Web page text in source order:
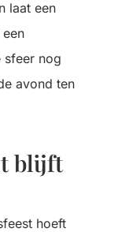
laat een
sfeer nog
avond ten
blijft
hoeft